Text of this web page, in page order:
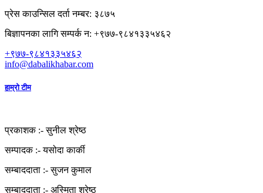
प्रेस काउन्सिल दर्ता नम्बर: ३८७५
बिज्ञापनका लागि सम्पर्क न: +९७७-९८४१३३५४६२
+९७७-९८४१३३५४६२
info@dabalikhabar.com
हाम्रो टीम
प्रकाशक :-सुनील श्रेष्ठ
सम्पादक :-यसोदा कार्की
सम्बाददाता :-सुजन कुमाल
सम्बाददाता :- अस्मिता श्रेष्ठ